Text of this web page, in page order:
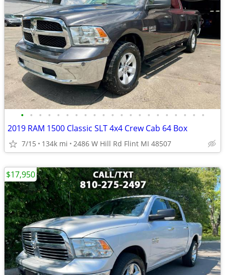
• • • • • • • • • • • • • • • • • • • • •
2019 RAM 1500 Classic SLT 4x4 Crew Cab 64 Box
7/15 134k mi 2486 W Hill Rd Flint MI 48507
$17,950